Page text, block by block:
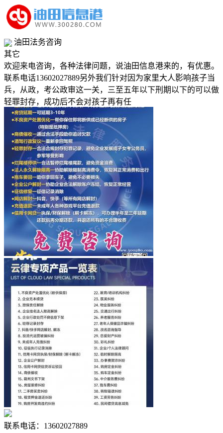
油田法务咨询
其它
欢迎来电咨询，各种法律问题，说油田信息港来的，有优惠。
联系电话13602027889另外我们针对因为家里大人影响孩子当
兵，从政，考公政审这一关，三至五年以下刑期以下的可以做
轻罪封存，成功后不会对孩子再有任
联系电话：13602027889